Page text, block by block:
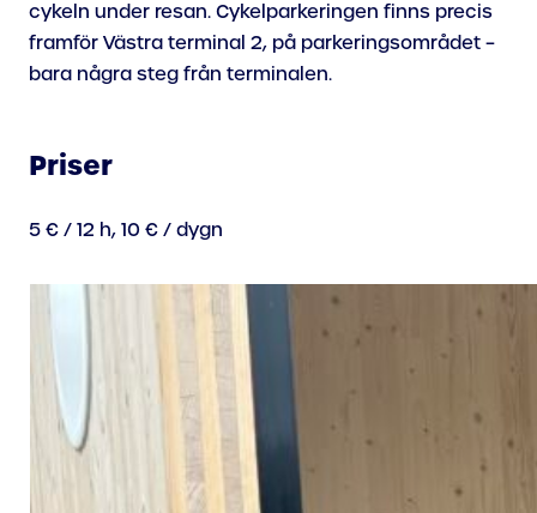
cykeln under resan. Cykelparkeringen finns precis
framför Västra terminal 2, på parkeringsområdet –
bara några steg från terminalen.
Priser
5 € / 12 h, 10 € / dygn